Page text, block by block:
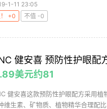
1-11 23:05
+0
不值 -0
健安喜 预防性护眼配
美元约81
健安喜这款预防性护眼配方采用
维生素、矿物质、植物精华合理配